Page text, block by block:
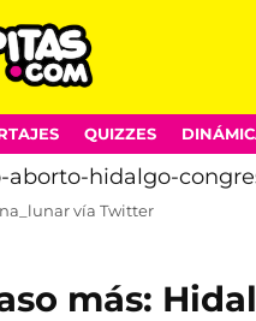
QUIZZES
vía Twitter
más: